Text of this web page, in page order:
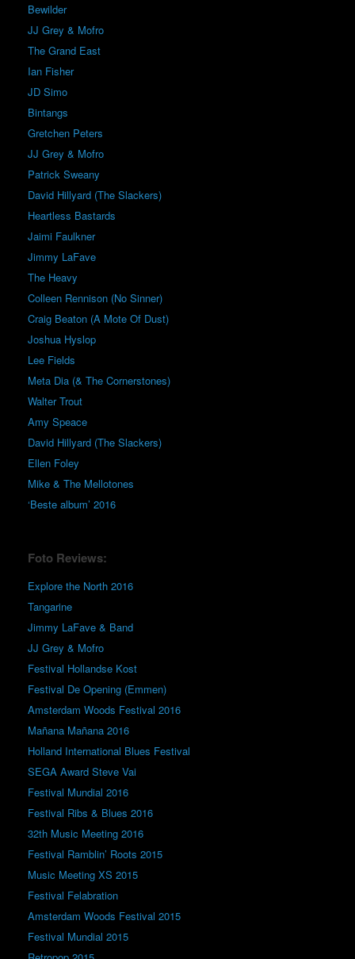
Bewilder
JJ Grey & Mofro
The Grand East
Ian Fisher
JD Simo
Bintangs
Gretchen Peters
JJ Grey & Mofro
Patrick Sweany
David Hillyard (The Slackers)
Heartless Bastards
Jaimi Faulkner
Jimmy LaFave
The Heavy
Colleen Rennison (No Sinner)
Craig Beaton (A Mote Of Dust)
Joshua Hyslop
Lee Fields
Meta Dia (& The Cornerstones)
Walter Trout
Amy Speace
David Hillyard (The Slackers)
Ellen Foley
Mike & The Mellotones
‘Beste album’ 2016
Foto Reviews:
Explore the North 2016
Tangarine
Jimmy LaFave & Band
JJ Grey & Mofro
Festival Hollandse Kost
Festival De Opening (Emmen)
Amsterdam Woods Festival 2016
Mañana Mañana 2016
Holland International Blues Festival
SEGA Award Steve Vai
Festival Mundial 2016
Festival Ribs & Blues 2016
32th Music Meeting 2016
Festival Ramblin’ Roots 2015
Music Meeting XS 2015
Festival Felabration
Amsterdam Woods Festival 2015
Festival Mundial 2015